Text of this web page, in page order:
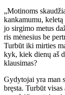
„Mo­ti­noms
kan­ka­mu­mu,
jo sir­gi­mo me­tus
ris mė­ne­sius be
Tur­būt iki mir­ties
kyk, kiek die­nų aš
klau­si­mas?
Gy­dy­to­jai yra man
bręs­ta. Tur­būt